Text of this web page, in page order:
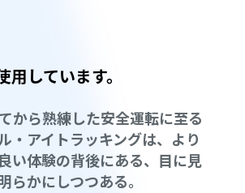
しています。
から熟練した安全運転に至る
・アイトラッキングは、より
い体験の背後にある、目に見
らかにしつつある。